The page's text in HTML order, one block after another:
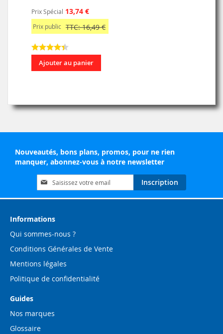
Prix Spécial 13,74 €
Prix public TTC: 16,49 €
Ajouter au panier
Nouveautés, bons plans, promos, pour ne rien
manquer, abonnez-vous à notre newsletter
Inscription
à
notre
d’information
Inscription
Informations
Qui sommes-nous ?
Conditions Générales de Vente
Mentions légales
Politique de confidentialité
Guides
Nos marques
Glossaire